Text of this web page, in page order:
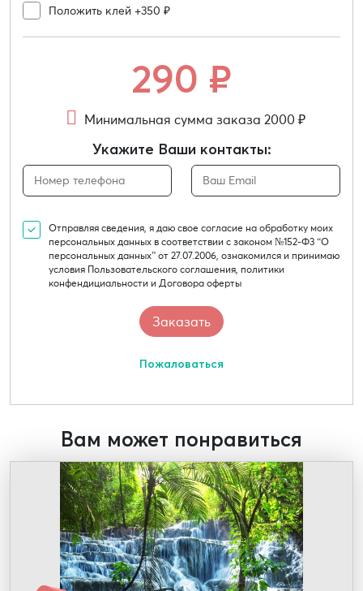
Положить клей +350 ₽
290 ₽
Минимальная сумма заказа 2000 ₽
Укажите Ваши контакты:
Отправляя сведения, я даю свое согласие на обработку моих
персональных данных в соответствии с законом №152-Ф3 “О
персональных данных” от 27.07.2006, ознакомился и принимаю
условия Пользовательского соглашения, политики
конфендициальности и Договора оферты
Пожаловаться
Вам может понравиться